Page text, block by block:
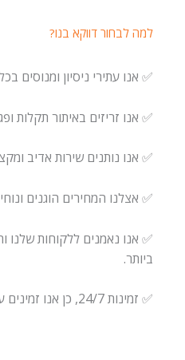
למה לבחור דווקא בנו?
✅ אנו עתירי ניסיון ומנוסים
✅ אנו זריזים באיתור תקלות
✅ אנו נותנים שירות אדיב
✅ אצלנו המחירים הוגנים
✅ אנו נאמנים ללקוחות שלנו
ביותר.
✅ זמינות 24/7, כן אנו זמינים עבורכם בכל רגע נתון.